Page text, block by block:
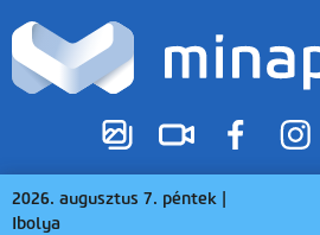
2026. augusztus 7. péntek |
Ibolya